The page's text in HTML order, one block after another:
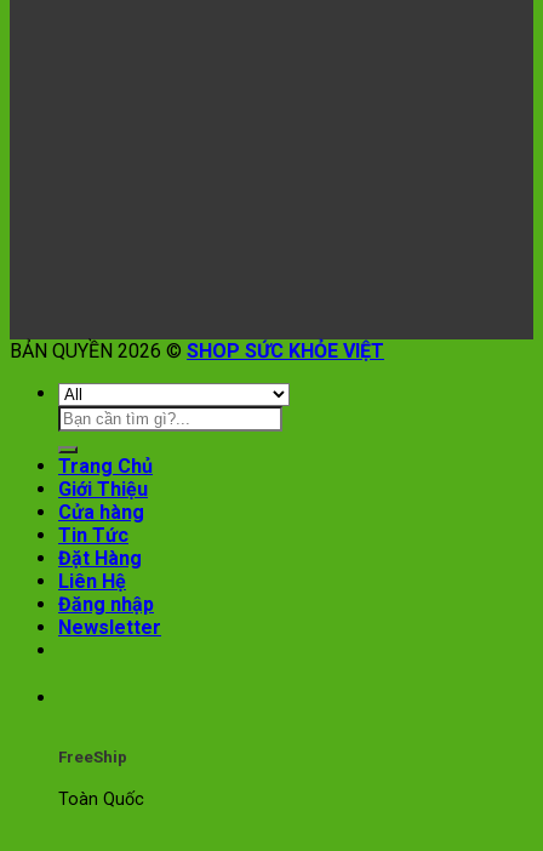
BẢN QUYỀN 2026 © SHOP SỨC KHỎE VIỆT
Trang Chủ
Giới Thiệu
Cửa hàng
Tin Tức
Đặt Hàng
Liên Hệ
Đăng nhập
Newsletter
FreeShip
Toàn Quốc